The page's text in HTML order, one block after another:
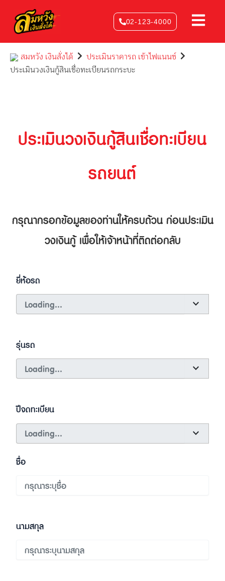
content
02-123-4000
สมหวัง เงินสั่งได้
ประเมินราคารถ เข้าไฟแนนซ์
ประเมินวงเงินกู้สินเชื่อทะเบียนรถกระบะ
ประเมินวงเงินกู้สินเชื่อทะเบียน
รถยนต์
กรุณากรอกข้อมูลของท่านให้ครบถ้วน ก่อนประเมิน
วงเงินกู้ เพื่อให้เจ้าหน้าที่ติดต่อกลับ
ยี่ห้อรถ
stat_minus_1
รุ่นรถ
stat_minus_1
ปีจดทะเบียน
stat_minus_1
ชื่อ
นามสกุล